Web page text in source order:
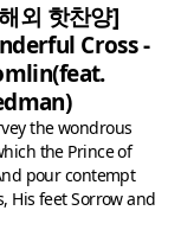
외 핫찬양]
Cross -
the wondrous
the Prince of
pour contempt
His feet Sorrow and